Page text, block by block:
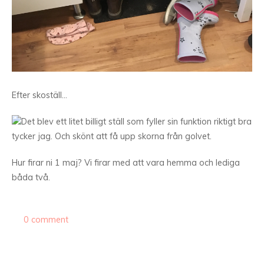
Efter skoställ…
Det blev ett litet billigt ställ som fyller sin funktion riktigt bra
tycker jag. Och skönt att få upp skorna från golvet.
Hur firar ni 1 maj? Vi firar med att vara hemma och lediga
båda två.
0 comment